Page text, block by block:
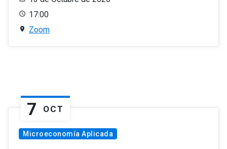
17:00
Zoom
7 OCT
Microeconomía Aplicada